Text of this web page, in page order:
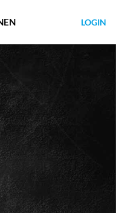
LOGIN